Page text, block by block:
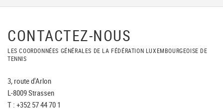
CONTACTEZ-NOUS
LES COORDONNÉES GÉNÉRALES DE LA FÉDÉRATION LUXEMBOURGEOISE DE
TENNIS
3, route d'Arlon
L-8009 Strassen
T : +352 57 44 70 1